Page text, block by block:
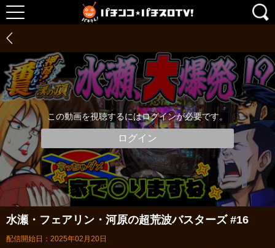
この動画を視聴するにはログインが必要です。
ログイン
水瀬・フェアリン・河原の超荒波バスターズ #16
配信開始日：2025年02月20日